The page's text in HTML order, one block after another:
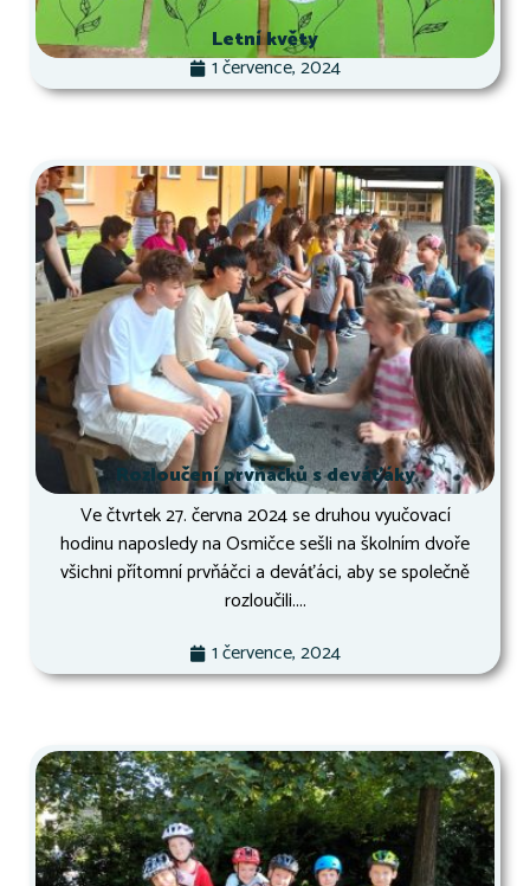
Letní květy
1 července, 2024
Rozloučení prvňáčků s deváťáky
Ve čtvrtek 27. června 2024 se druhou vyučovací
hodinu naposledy na Osmičce sešli na školním dvoře
všichni přítomní prvňáčci a deváťáci, aby se společně
rozloučili....
1 července, 2024